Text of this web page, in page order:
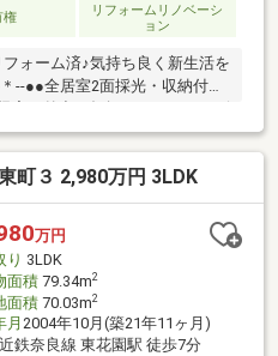
権
リフォームリノベーシ
ョン
ォーム済♪気持ち良く新生活を
--●●全居室2面採光・収納付
宅や外出を把握しやすい、リビ
がしやすい、壁付けタイプの
ロフトは、ご家族の衣類や思
用できます！●バルコニーは
付き！●1台駐車可能(車種によ
ートです。●リフォーム内容新
年)外壁再塗装(2023年)
町３ 2,980万円 3LDK
万円
り 3LDK
面積79.34m2
面積70.03m2
月 2004年10月(築21年11ヶ月)
近鉄奈良線 東花園駅 徒歩7分